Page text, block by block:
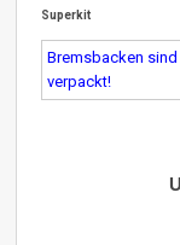
Superkit
Bremsbacken
verpackt!